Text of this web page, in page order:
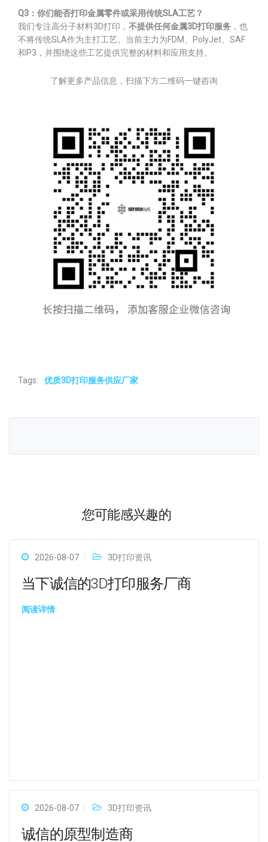
Q3：你们能否打印金属零件或采用传统SLA工艺？
我们专注高分子材料3D打印， 不提供任何金属3D打印服务 ，也
不将传统SLA作为主打工艺。当前主力为FDM、PolyJet、SAF
和P3，并围绕这些工艺提供完整的材料和应用支持。
了解更多产品信息，扫描下方二维码一键咨询
Tags: 优质3D打印服务供应厂家
您可能感兴趣的
2026-08-07 3D打印资讯
当下诚信的3D打印服务厂商
阅读详情
2026-08-07 3D打印资讯
诚信的原型制造商